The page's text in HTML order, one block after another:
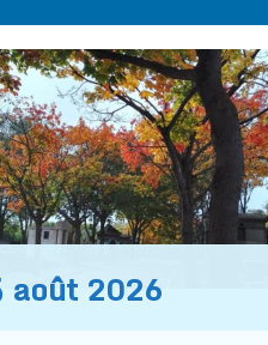
août 2026